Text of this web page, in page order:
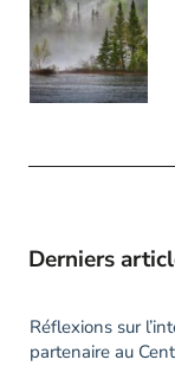
Derniers
Réflexions sur
partenaire au